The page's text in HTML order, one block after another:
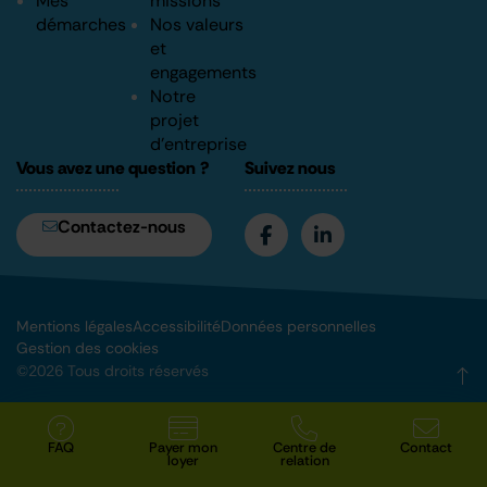
FAQ Payer mon
loyer
Centre de
relation
Contact
démarches
Nos valeurs
et
engagements
Notre
projet
d’entreprise
Vous avez une question ?
Contactez-nous
Suivez nous
Mentions légalesAccessibilitéDonnées personnelles
Gestion des cookies
©2026 Tous droits réservés